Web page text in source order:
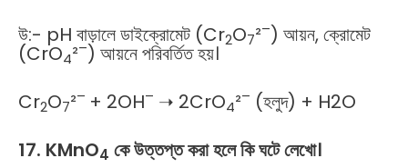
উ:- pH বাড়ালে ডাইক্রোমেট (Cr2O7²–) আয়ন, ক্রোমেট
(CrO4²–) আয়নে পরিবর্তিত হয়।
Cr2O7²– + 2OH– ➝ 2CrO4²– (হলুদ) + H2O
17. KMnO4 কে উত্তপ্ত করা হলে কি ঘটে লেখো।